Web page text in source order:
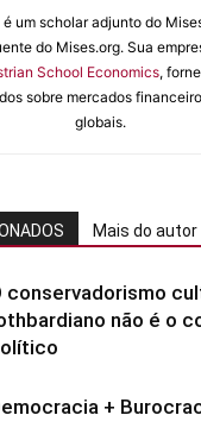
um scholar adjunto do
do Mises.org. Sua
School Economics,
sobre mercados
globais.
Mais do autor
conservadorismo
não é o
+